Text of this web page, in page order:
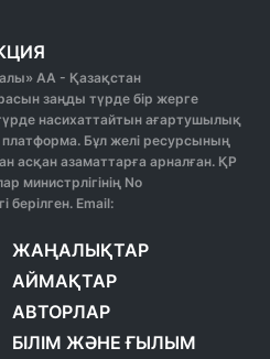
АА - Қазақстан
заңды түрде бір жерге
насихаттайтын ағартушылық
Бұл желі ресурсының
асқан азаматтарға арналған. ҚР
министрлігінің No
берілген. Email:
ЖАҢАЛЫҚТАР
АЙМАҚТАР
АВТОРЛАР
БІЛІМ ЖӘНЕ ҒЫЛЫМ